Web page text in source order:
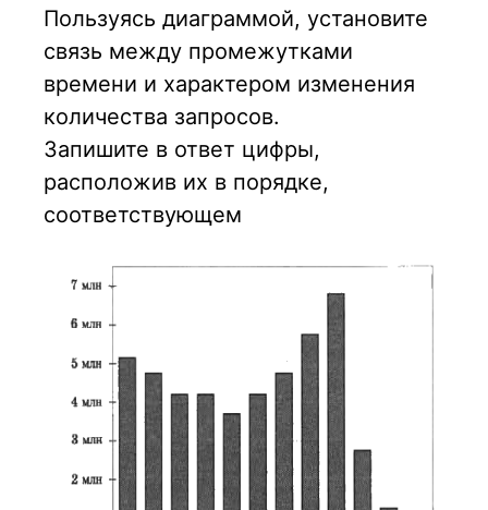
Пользуясь диаграммой, установите
связь между промежутками
времени и характером изменения
количества запросов.
Запишите в ответ цифры,
расположив их в порядке,
соответствующем